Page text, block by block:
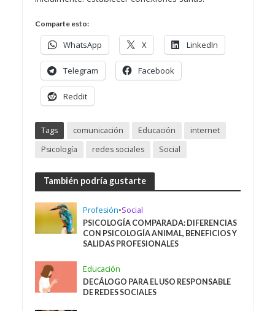
Comparte esto:
WhatsApp X LinkedIn
Telegram Facebook
Reddit
Tags comunicación Educación
internet
Psicología
redes sociales Social
También podría gustarte
Profesión•Social
PSICOLOGÍA COMPARADA: DIFERENCIAS
CON PSICOLOGÍA ANIMAL, BENEFICIOS Y
SALIDAS PROFESIONALES
Educación
DECÁLOGO PARA EL USO RESPONSABLE
DE REDES SOCIALES